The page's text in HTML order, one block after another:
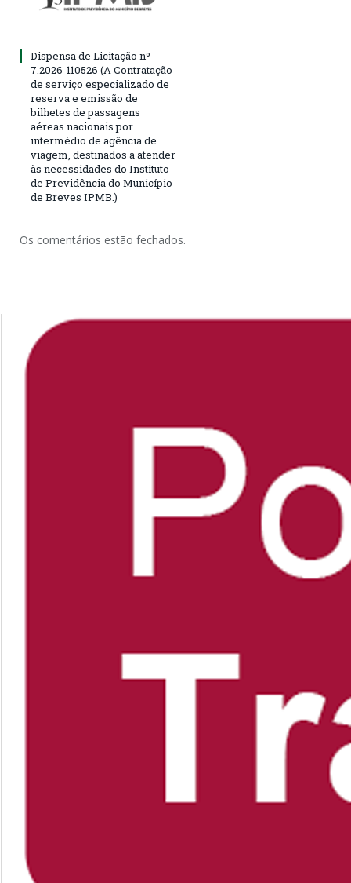
Dispensa de Licitação nº
7.2026-110526 (A Contratação
de serviço especializado de
reserva e emissão de
bilhetes de passagens
aéreas nacionais por
intermédio de agência de
viagem, destinados a atender
às necessidades do Instituto
de Previdência do Município
de Breves IPMB.)
Os comentários estão fechados.